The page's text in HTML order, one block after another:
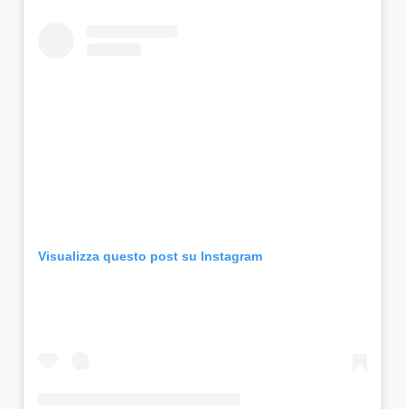
Visualizza questo post su Instagram